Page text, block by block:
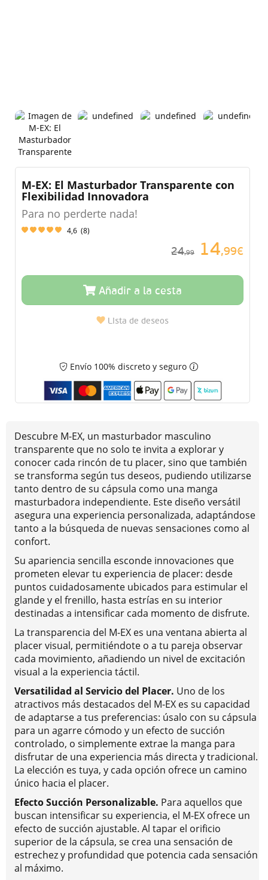
M-EX: El Masturbador Transparente con
Flexibilidad Innovadora
Para no perderte nada!
4,6 (8)
24,99 14,99€
Añadir a la cesta
Lista de deseos
Envío 100% discreto y seguro
Descubre M-EX, un masturbador masculino
transparente que no solo te invita a explorar y
conocer cada rincón de tu placer, sino que también
se transforma según tus deseos, pudiendo utilizarse
tanto dentro de su cápsula como una manga
masturbadora independiente. Este diseño versátil
asegura una experiencia personalizada, adaptándose
tanto a la búsqueda de nuevas sensaciones como al
confort.
Su apariencia sencilla esconde innovaciones que
prometen elevar tu experiencia de placer: desde
puntos cuidadosamente ubicados para estimular el
glande y el frenillo, hasta estrías en su interior
destinadas a intensificar cada momento de disfrute.
La transparencia del M-EX es una ventana abierta al
placer visual, permitiéndote o a tu pareja observar
cada movimiento, añadiendo un nivel de excitación
visual a la experiencia táctil.
Versatilidad al Servicio del Placer. Uno de los
atractivos más destacados del M-EX es su capacidad
de adaptarse a tus preferencias: úsalo con su cápsula
para un agarre cómodo y un efecto de succión
controlado, o simplemente extrae la manga para
disfrutar de una experiencia más directa y tradicional.
La elección es tuya, y cada opción ofrece un camino
único hacia el placer.
Efecto Succión Personalizable. Para aquellos que
buscan intensificar su experiencia, el M-EX ofrece un
efecto de succión ajustable. Al tapar el orificio
superior de la cápsula, se crea una sensación de
estrechez y profundidad que potencia cada sensación
al máximo.